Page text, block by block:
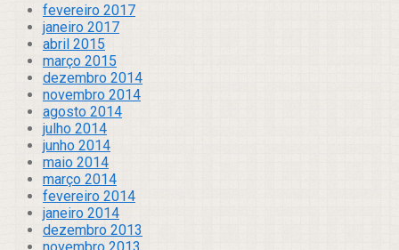
fevereiro 2017
janeiro 2017
abril 2015
março 2015
dezembro 2014
novembro 2014
agosto 2014
julho 2014
junho 2014
maio 2014
março 2014
fevereiro 2014
janeiro 2014
dezembro 2013
novembro 2013